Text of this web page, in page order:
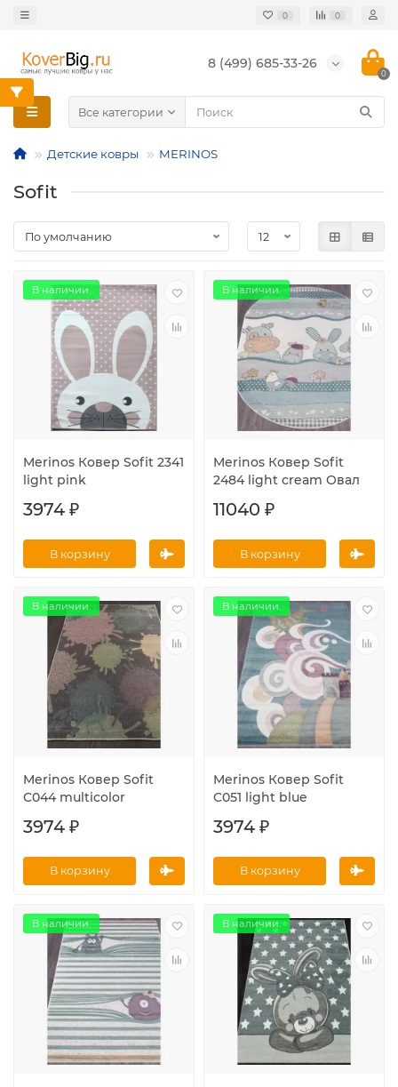
0 0
8 (499) 685-33-26
0
Все категории
Детские ковры MERINOS
Sofit
В наличии.
Merinos Ковер Sofit 2341
light pink
3974 ₽
В корзину
В наличии.
Merinos Ковер Sofit
2484 light cream Овал
11040 ₽
В корзину
В наличии.
Merinos Ковер Sofit
C044 multicolor
3974 ₽
В корзину
В наличии.
Merinos Ковер Sofit
C051 light blue
3974 ₽
В корзину
В наличии. В наличии.